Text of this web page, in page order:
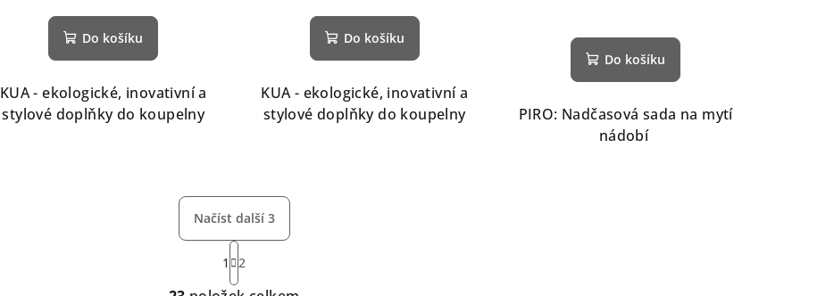
Do košíku
KUA - ekologické, inovativní a
stylové doplňky do koupelny
Do košíku
KUA - ekologické, inovativní a
stylové doplňky do koupelny
Do košíku
PIRO: Nadčasová sada na mytí
nádobí
O
Načíst další 3
S
t
r
1 2